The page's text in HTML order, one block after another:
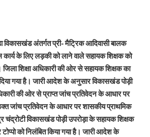
विकासखंड अंतर्गत प्री- मैट्रिक आदिवासी बालक
कार्य के लिए लड़की को लाने वाले सहायक शिक्षक को
जिला शिक्षा अधिकारी की ओर से सहायक शिक्षक का
गया है। जारी आदेश के अनुसार विकासखंड पोड़ी
की ओर से प्राप्त जांच प्रतिवेदन के आधार पर
जांच प्रतिवेदन के आधार पर शासकीय प्राथमिक
विकासखंड पोड़ी उपरोड़ा के सहायक शिक्षक
टोप्पो को निलंबित किया गया है। जारी आदेश के